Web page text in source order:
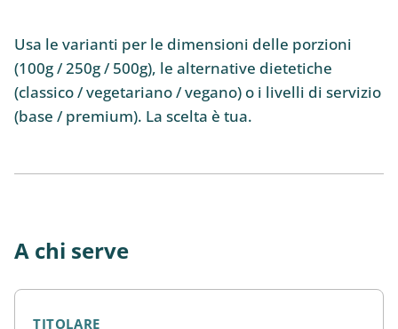
Usa le varianti per le dimensioni delle porzioni
(100g / 250g / 500g), le alternative dietetiche
(classico / vegetariano / vegano) o i livelli di servizio
(base / premium). La scelta è tua.
A chi serve
TITOLARE